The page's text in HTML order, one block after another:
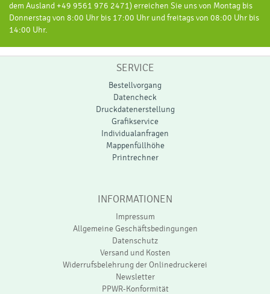
dem Ausland +49 9561 976 2471) erreichen Sie uns von Montag bis
Donnerstag von 8:00 Uhr bis 17:00 Uhr und freitags von 08:00 Uhr bis
14:00 Uhr.
SERVICE
Bestellvorgang
Datencheck
Druckdatenerstellung
Grafikservice
Individualanfragen
Mappenfüllhöhe
Printrechner
INFORMATIONEN
Impressum
Allgemeine Geschäftsbedingungen
Datenschutz
Versand und Kosten
Widerrufsbelehrung der Onlinedruckerei
Newsletter
PPWR-Konformität